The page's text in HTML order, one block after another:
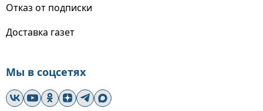
Отказ от подписки
Доставка газет
Мы в соцсетях